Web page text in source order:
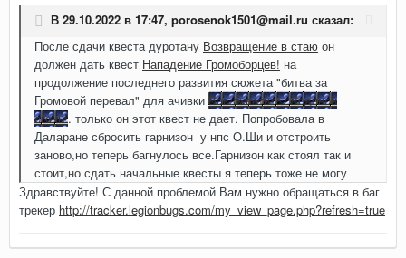
В 29.10.2022 в 17:47, porosenok1501@mail.ru сказал:
После сдачи квеста дуротану Возвращение в стаю он
должен дать квест Нападение Громоборцев! на
продолжение последнего развития сюжета "битва за
Громовой перевал" для ачивки Вас охватит... Ледяной
огонь!. только он этот квест не дает. Попробовала в
Даларане сбросить гарнизон у нпс О.Ши и отстроить
заново,но теперь багнулось все.Гарнизон как стоял так и
стоит,но сдать начальные квесты я теперь тоже не могу
Здравствуйте! С данной проблемой Вам нужно обращаться в баг
трекер http://tracker.legionbugs.com/my_view_page.php?refresh=true